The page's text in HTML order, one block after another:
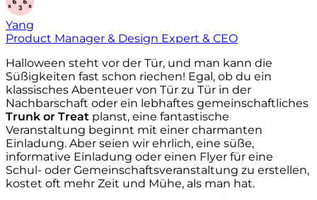
Yang
Product Manager & Design Expert & CEO
Halloween steht vor der Tür, und man kann die
Süßigkeiten fast schon riechen! Egal, ob du ein
klassisches Abenteuer von Tür zu Tür in der
Nachbarschaft oder ein lebhaftes gemeinschaftliches
Trunk or Treat planst, eine fantastische
Veranstaltung beginnt mit einer charmanten
Einladung. Aber seien wir ehrlich, eine süße,
informative Einladung oder einen Flyer für eine
Schul- oder Gemeinschaftsveranstaltung zu erstellen,
kostet oft mehr Zeit und Mühe, als man hat.